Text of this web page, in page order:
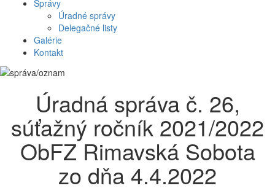
Správy
Úradné správy
Delegačné listy
Galérie
Kontakt
Úradná správa č. 26,
súťažný ročník 2021/2022
ObFZ Rimavská Sobota
zo dňa 4.4.2022